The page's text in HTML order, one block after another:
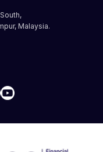
Malaysia.